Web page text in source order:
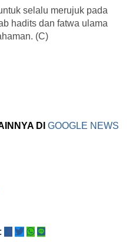
selalu merujuk pada
hadits dan fatwa ulama
(C)
DI GOOGLE NEWS